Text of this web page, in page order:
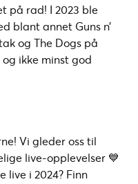
på rad! I 2023 ble
blant annet Guns n’
og The Dogs på
ikke minst god
Vi gleder oss til
live-opplevelser 💙
live i 2024? Finn